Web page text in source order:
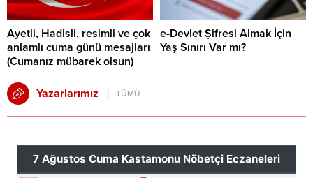
Ayetli, Hadisli, resimli ve çok
anlamlı cuma günü mesajları
(Cumanız mübarek olsun)
e-Devlet Şifresi Almak İçin
Yaş Sınırı Var mı?
Yazarlarımız TÜMÜ